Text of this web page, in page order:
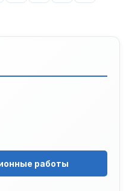
работы